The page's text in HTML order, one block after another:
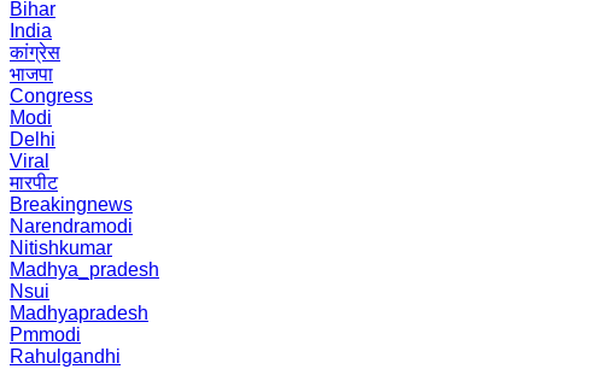
Bihar
India
कांग्रेस
भाजपा
Congress
Modi
Delhi
Viral
मारपीट
Breakingnews
Narendramodi
Nitishkumar
Madhya_pradesh
Nsui
Madhyapradesh
Pmmodi
Rahulgandhi